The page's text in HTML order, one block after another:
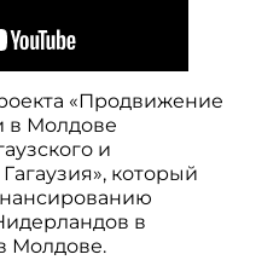
«Продвижение
в Молдове
и
который
в
Молдове.